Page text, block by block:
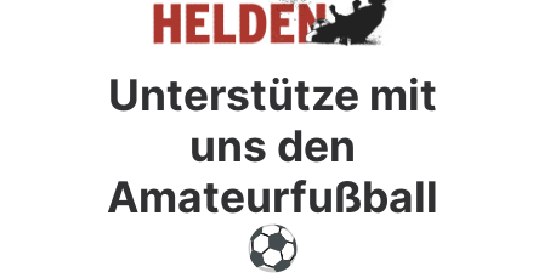
Unterstütze mit
uns den
Amateurfußball